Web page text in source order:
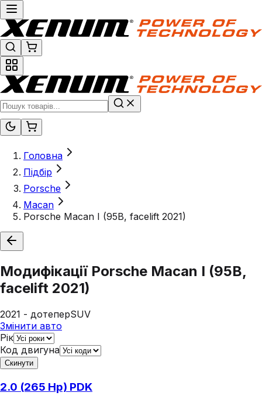
Головна
Підбір
Porsche
Macan
Porsche Macan I (95B, facelift 2021)
Модифікації Porsche Macan I (95B,
facelift 2021)
2021 - дотеперSUV
Змінити авто
Рік
Код двигуна
Скинути
2.0 (265 Hp) PDK